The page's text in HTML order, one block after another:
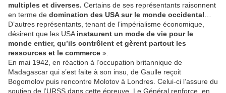
multiples et diverses. Certains de ses représentants raisonnent
en terme de domination des USA sur le monde occidental
D’autres représentants, tenant de l’impérialisme économique,
désirent que les USA instaurent un mode de vie pour le
monde entier, qu’ils contrôlent et gèrent partout les
ressources et le commerce ».
En mai 1942, en réaction à l’occupation britannique de
Madagascar qui s’est faite à son insu, de Gaulle reçoit
Bogomolov puis rencontre Molotov à Londres. Celui-ci l’assure du
soutien de l’URSS dans cette épreuve. Le Général renforce, en